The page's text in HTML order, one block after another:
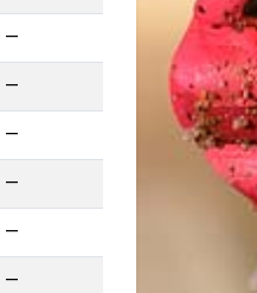
—
—
—
—
—
—